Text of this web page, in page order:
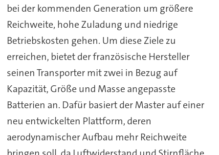
bei der kommenden Generation um größere
Reichweite, hohe Zuladung und niedrige
Betriebskosten gehen. Um diese Ziele zu
erreichen, bietet der französische Hersteller
seinen Transporter mit zwei in Bezug auf
Kapazität, Größe und Masse angepasste
Batterien an. Dafür basiert der Master auf einer
neu entwickelten Plattform, deren
aerodynamischer Aufbau mehr Reichweite